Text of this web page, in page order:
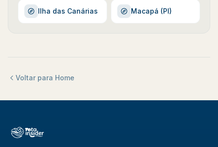
Ilha das Canárias Macapá (PI)
Voltar para Home